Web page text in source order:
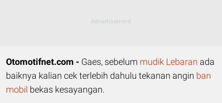
Otomotifnet.com - Gaes, sebelum mudik Lebaran ada
baiknya kalian cek terlebih dahulu tekanan angin ban
mobil bekas kesayangan.